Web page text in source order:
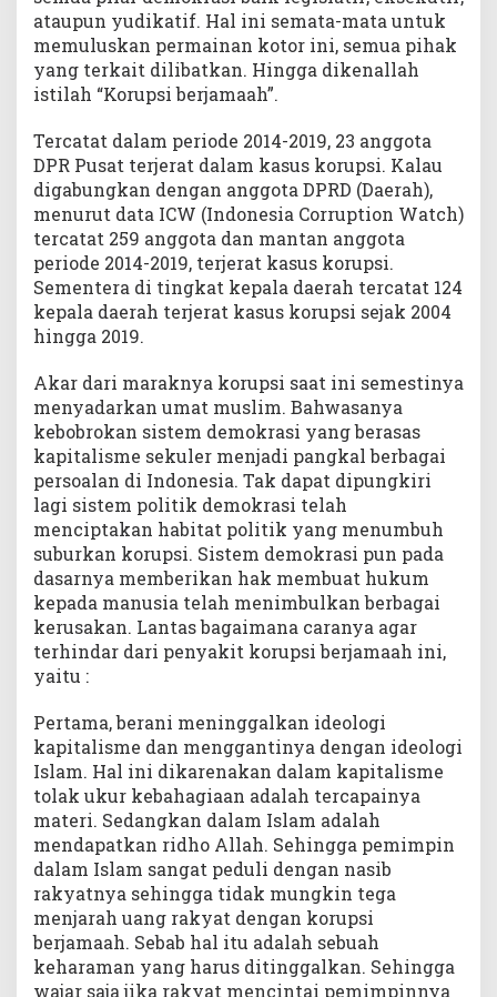
ataupun yudikatif. Hal ini semata-mata untuk
memuluskan permainan kotor ini, semua pihak
yang terkait dilibatkan. Hingga dikenallah
istilah “Korupsi berjamaah”.
Tercatat dalam periode 2014-2019, 23 anggota
DPR Pusat terjerat dalam kasus korupsi. Kalau
digabungkan dengan anggota DPRD (Daerah),
menurut data ICW (Indonesia Corruption Watch)
tercatat 259 anggota dan mantan anggota
periode 2014-2019, terjerat kasus korupsi.
Sementera di tingkat kepala daerah tercatat 124
kepala daerah terjerat kasus korupsi sejak 2004
hingga 2019.
Akar dari maraknya korupsi saat ini semestinya
menyadarkan umat muslim. Bahwasanya
kebobrokan sistem demokrasi yang berasas
kapitalisme sekuler menjadi pangkal berbagai
persoalan di Indonesia. Tak dapat dipungkiri
lagi sistem politik demokrasi telah
menciptakan habitat politik yang menumbuh
suburkan korupsi. Sistem demokrasi pun pada
dasarnya memberikan hak membuat hukum
kepada manusia telah menimbulkan berbagai
kerusakan. Lantas bagaimana caranya agar
terhindar dari penyakit korupsi berjamaah ini,
yaitu :
Pertama, berani meninggalkan ideologi
kapitalisme dan menggantinya dengan ideologi
Islam. Hal ini dikarenakan dalam kapitalisme
tolak ukur kebahagiaan adalah tercapainya
materi. Sedangkan dalam Islam adalah
mendapatkan ridho Allah. Sehingga pemimpin
dalam Islam sangat peduli dengan nasib
rakyatnya sehingga tidak mungkin tega
menjarah uang rakyat dengan korupsi
berjamaah. Sebab hal itu adalah sebuah
keharaman yang harus ditinggalkan. Sehingga
wajar saja jika rakyat mencintai pemimpinnya